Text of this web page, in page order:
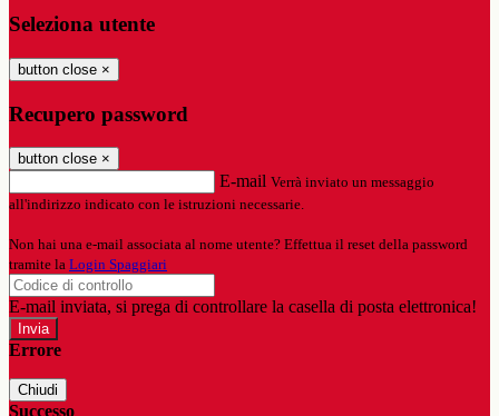
Seleziona utente
button close ×
Recupero password
button close ×
E-mail Verrà inviato un messaggio
all'indirizzo indicato con le istruzioni necessarie.
Non hai una e-mail associata al nome utente? Effettua il reset della password
tramite la Login Spaggiari
E-mail inviata, si prega di controllare la casella di posta elettronica!
Errore
Chiudi
Successo